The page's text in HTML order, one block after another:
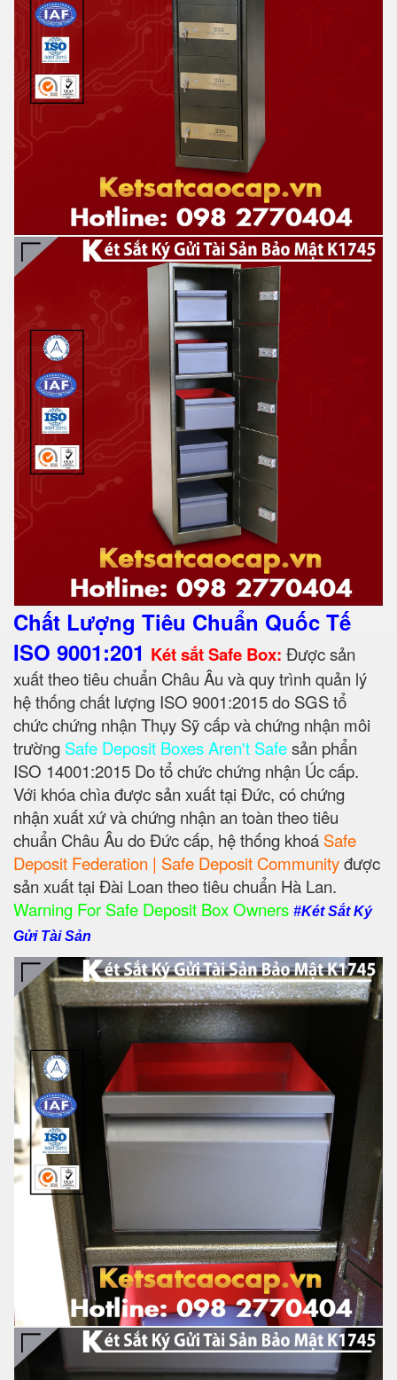
Chất Lượng Tiêu Chuẩn Quốc Tế
ISO 9001:201 Két sắt Safe Box: Được sản
xuất theo tiêu chuẩn Châu Âu và quy trình quản lý
hệ thống chất lượng ISO 9001:2015 do SGS tổ
chức chứng nhận Thụy Sỹ cấp và chứng nhận môi
trường Safe Deposit Boxes Aren't Safesản phẩn
ISO 14001:2015 Do tổ chức chứng nhận Úc cấp.
Với khóa chìa được sản xuất tại Đức, có chứng
nhận xuất xứ và chứng nhận an toàn theo tiêu
chuẩn Châu Âu do Đức cấp, hệ thống khoá Safe
Deposit Federation | Safe Deposit Communityđược
sản xuất tại Đài Loan theo tiêu chuẩn Hà Lan.
Warning For Safe Deposit Box Owners #Két Sắt Ký
Gửi Tài Sản